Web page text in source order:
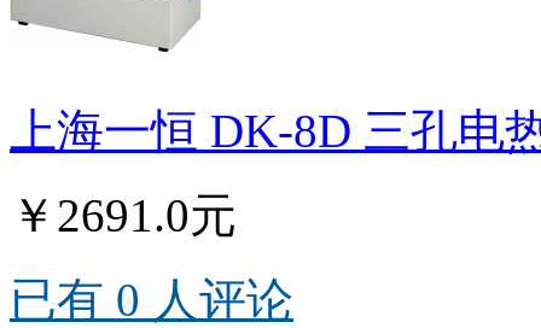
上海一恒 DK-8D 三孔电
￥2691.0元
已有 0 人评论